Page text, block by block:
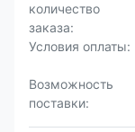
количество
заказа:
Условия оплаты:
Возможность
поставки: